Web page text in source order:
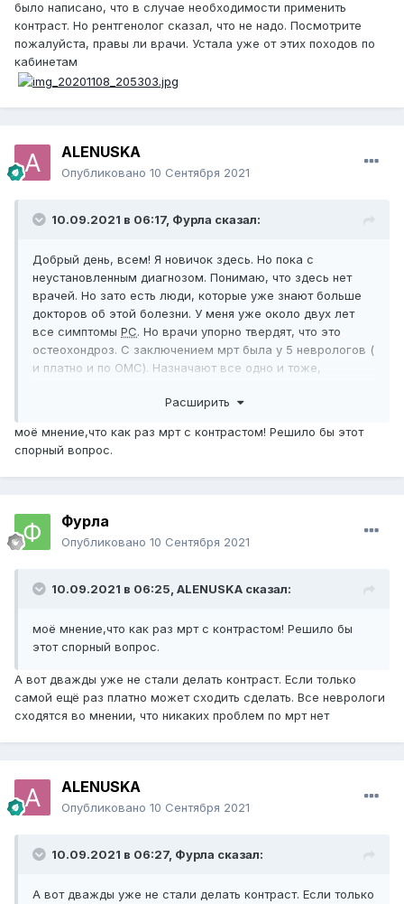
было написано, что в случае необходимости применить
контраст. Но рентгенолог сказал, что не надо. Посмотрите
пожалуйста, правы ли врачи. Устала уже от этих походов по
кабинетам
ALENUSKA
Опубликовано 10 Сентября 2021
10.09.2021 в 06:17, Фурла сказал:
Добрый день, всем! Я новичок здесь. Но пока с
неустановленным диагнозом. Понимаю, что здесь нет
врачей. Но зато есть люди, которые уже знают больше
докторов об этой болезни. У меня уже около двух лет
все симптомы РС. Но врачи упорно твердят, что это
остеохондроз. С заключением мрт была у 5 неврологов (
и платно и по ОМС). Назначают все одно и тоже,
видят. МРТ без контраста, хотя в направлении было
контраст. Но рентгенолог сказал, что не надо.
Посмотрите пожалуйста, правы ли врачи. Устала уже от
этих походов по кабинетам
Расширить
моё мнение,что как раз мрт с контрастом! Решило бы этот
спорный вопрос.
Фурла
Опубликовано 10 Сентября 2021
10.09.2021 в 06:25, ALENUSKA сказал:
моё мнение,что как раз мрт с контрастом! Решило бы
этот спорный вопрос.
А вот дважды уже не стали делать контраст. Если только
самой ещё раз платно может сходить сделать. Все неврологи
сходятся во мнении, что никаких проблем по мрт нет
ALENUSKA
Опубликовано 10 Сентября 2021
10.09.2021 в 06:27, Фурла сказал:
А вот дважды уже не стали делать контраст. Если только